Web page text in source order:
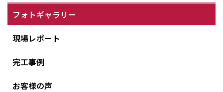
フォトギャラリー
現場レポート
完工事例
お客様の声